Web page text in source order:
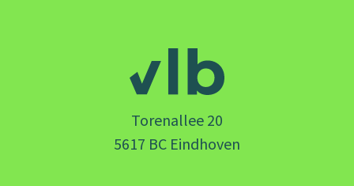
Torenallee 20
5617 BC Eindhoven